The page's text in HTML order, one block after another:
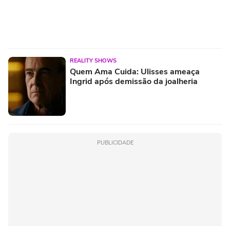
REALITY SHOWS
Quem Ama Cuida: Ulisses ameaça
Ingrid após demissão da joalheria
PUBLICIDADE